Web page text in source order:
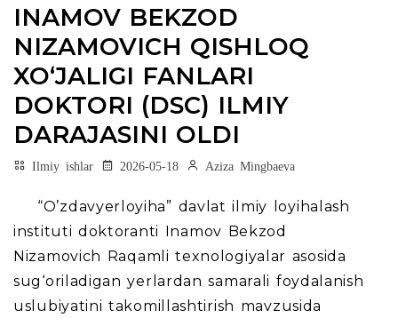
INAMOV BEKZOD
NIZAMOVICH QISHLOQ
XO‘JALIGI FANLARI
DOKTORI (DSC) ILMIY
DARAJASINI OLDI
Ilmiy ishlar 2026-05-18 Aziza Mingbaeva
“O’zdavyerloyiha” davlat ilmiy loyihalash
instituti doktoranti
Inamov Bekzod
Nizamovich
Raqamli texnologiyalar asosida
sug‘oriladigan yerlardan samarali foydalanish
uslubiyatini takomillashtirish mavzusida